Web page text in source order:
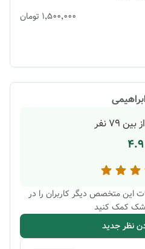
۱٬۵۰۰٬۰۰۰ تومان
بین 79 نفر
4.9
این متخصص دیگر کاربران را در
کمک کنید
نظر جدید